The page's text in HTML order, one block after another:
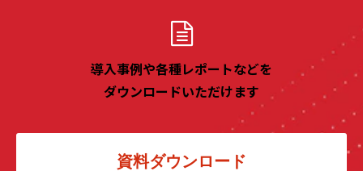
導入事例や各種レポートなどを
ダウンロードいただけます
資料ダウンロード